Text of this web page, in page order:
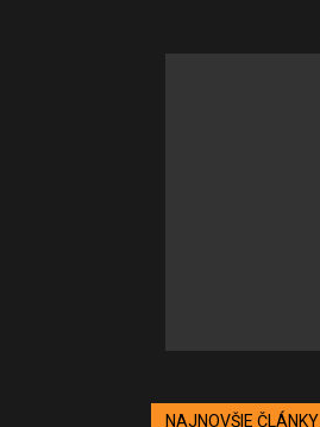
NAJNOVŠIE ČLÁNKY